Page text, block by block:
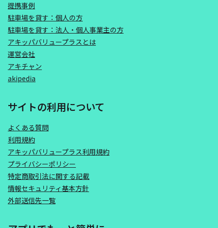
提携事例
駐車場を貸す：個人の方
駐車場を貸す：法人・個人事業主の方
アキッパバリュープラスとは
運営会社
アキチャン
akipedia
サイトの利用について
よくある質問
利用規約
アキッパバリュープラス利用規約
プライバシーポリシー
特定商取引法に関する記載
情報セキュリティ基本方針
外部送信先一覧